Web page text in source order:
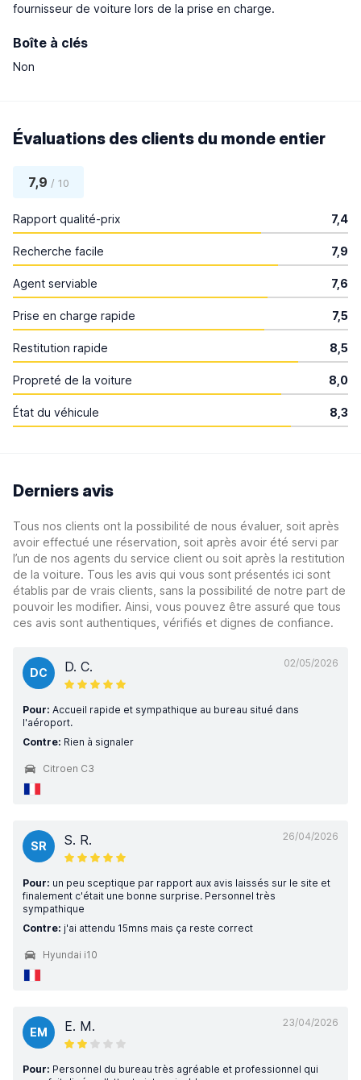
fournisseur de voiture lors de la prise en charge.
Boîte à clés
Non
Évaluations des clients du monde entier
7,9 / 10
Rapport qualité-prix 7,4
Recherche facile 7,9
Agent serviable 7,6
Prise en charge rapide 7,5
Restitution rapide 8,5
Propreté de la voiture 8,0
État du véhicule 8,3
Derniers avis
Tous nos clients ont la possibilité de nous évaluer, soit après
avoir effectué une réservation, soit après avoir été servi par
l’un de nos agents du service client ou soit après la restitution
de la voiture. Tous les avis qui vous sont présentés ici sont
établis par de vrais clients, sans la possibilité de notre part de
pouvoir les modifier. Ainsi, vous pouvez être assuré que tous
ces avis sont authentiques, vérifiés et dignes de confiance.
02/05/2026
DC D. C.
Pour: Accueil rapide et sympathique au bureau situé dans
l'aéroport.
Contre: Rien à signaler
Citroen C3
26/04/2026
SR S. R.
Pour: un peu sceptique par rapport aux avis laissés sur le site et
finalement c'était une bonne surprise. Personnel très
sympathique
Contre: j'ai attendu 15mns mais ça reste correct
Hyundai i10
23/04/2026
EM E. M.
Pour: Personnel du bureau très agréable et professionnel qui